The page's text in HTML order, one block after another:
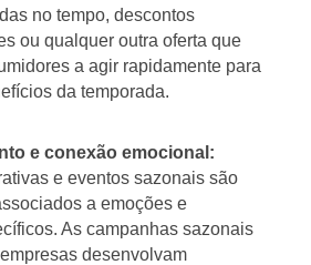
no tempo, descontos
ou qualquer outra oferta que
a agir rapidamente para
da temporada.
e conexão emocional:
e eventos sazonais são
a emoções e
As campanhas sazonais
desenvolvam